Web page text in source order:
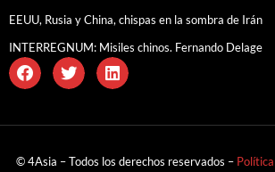
EEUU, Rusia y China, chispas en la sombra de Irán
INTERREGNUM: Misiles chinos. Fernando Delage
© 4Asia – Todos los derechos reservados –